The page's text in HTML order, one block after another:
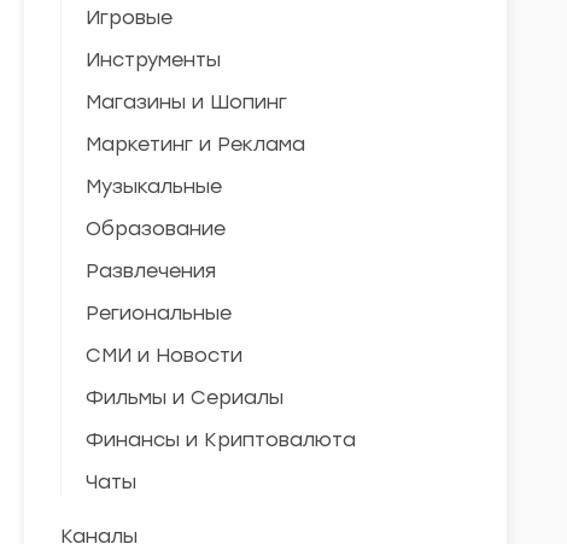
Игровые
Инструменты
Магазины и Шопинг
Маркетинг и Реклама
Музыкальные
Образование
Развлечения
Региональные
СМИ и Новости
Фильмы и Сериалы
Финансы и Криптовалюта
Чаты
Каналы